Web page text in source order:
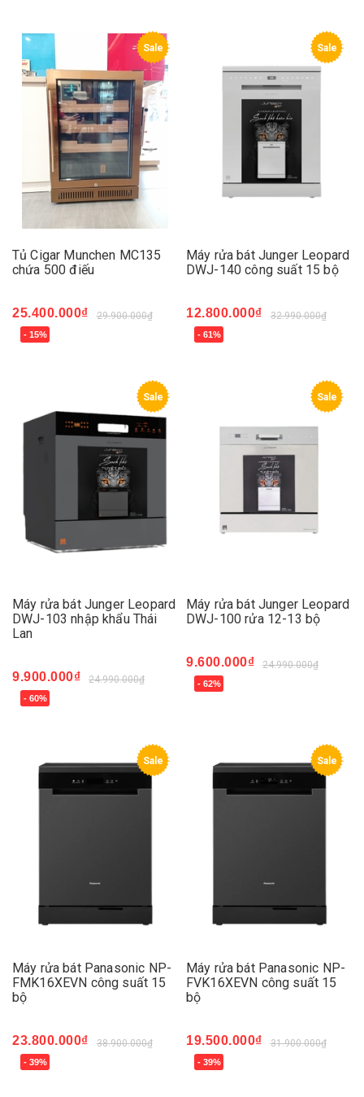
Sale
Tủ Cigar Munchen MC135
chứa 500 điếu
25.400.000₫ 29.900.000₫
- 15%
Sale
Máy rửa bát Junger Leopard
DWJ-140 công suất 15 bộ
12.800.000₫ 32.990.000₫
- 61%
Sale
Máy rửa bát Junger Leopard
DWJ-103 nhập khẩu Thái
Lan
9.900.000₫ 24.990.000₫
- 60%
Sale
Máy rửa bát Junger Leopard
DWJ-100 rửa 12-13 bộ
9.600.000₫ 24.990.000₫
- 62%
Sale
Máy rửa bát Panasonic NP-
FMK16XEVN công suất 15
bộ
23.800.000₫ 38.900.000₫
- 39%
Sale
Máy rửa bát Panasonic NP-
FVK16XEVN công suất 15
bộ
19.500.000₫ 31.900.000₫
- 39%